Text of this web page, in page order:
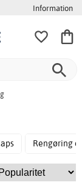
Information
Rengøring